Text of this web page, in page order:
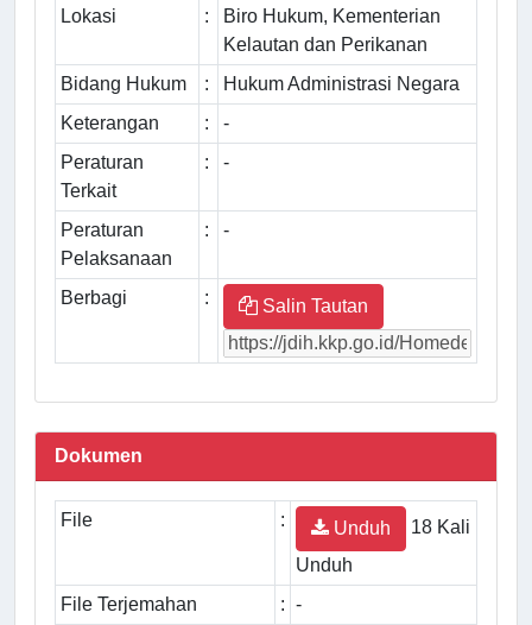
Lokasi :
Biro Hukum, Kementerian
Kelautan dan Perikanan
Bidang Hukum
:
Hukum Administrasi Negara
Keterangan
:
-
Peraturan
Terkait
: -
Peraturan
Pelaksanaan
: -
Berbagi : Salin Tautan
Dokumen
File : Unduh
18 Kali
Unduh
File Terjemahan
: -